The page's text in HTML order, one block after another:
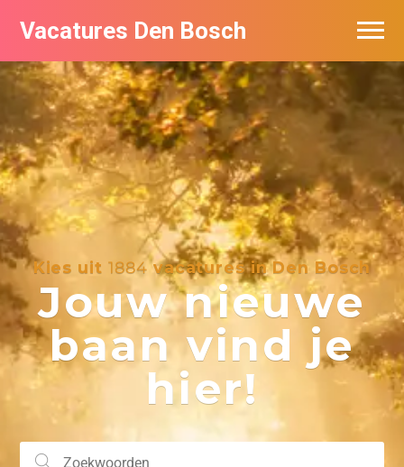
Vacatures Den Bosch
Kies uit 1884vacatures in Den Bosch
Jouw nieuwe
baan vind je
hier!
Vacatures per bedrijf in Den Bosch
De populairste vacatures in Den Bosch